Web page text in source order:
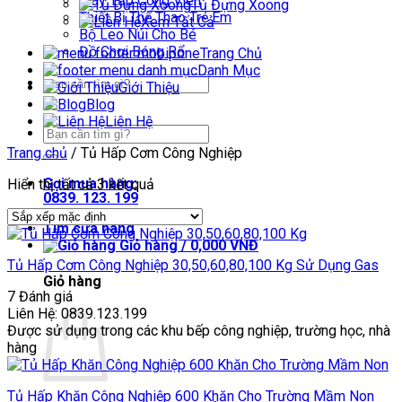
Thiết Bị Thể Thao Trẻ Em
Bộ Leo Núi Cho Bé
Đồ Chơi Bóng Rổ
Tìm
kiếm:
Tìm
kiếm:
Gọi mua hàng:
0839. 123. 199
Tìm cửa hàng
Giỏ hàng /0,000VNĐ
Giỏ hàng
Tủ Đựng Xoong
Xem Tất Cả
Trang Chủ
Danh Mục
Giới Thiệu
Blog
Liên Hệ
Trang chủ / Tủ Hấp Cơm Công Nghiệp
Hiển thị tất cả 3 kết quả
Tủ Hấp Cơm Công Nghiệp 30,50,60,80,100 Kg Sử Dụng Gas
7 Đánh giá
Liên Hệ: 0839.123.199
Được sử dụng trong các khu bếp công nghiệp, trường học, nhà
hàng
Tủ Hấp Khăn Công Nghiệp 600 Khăn Cho Trường Mầm Non